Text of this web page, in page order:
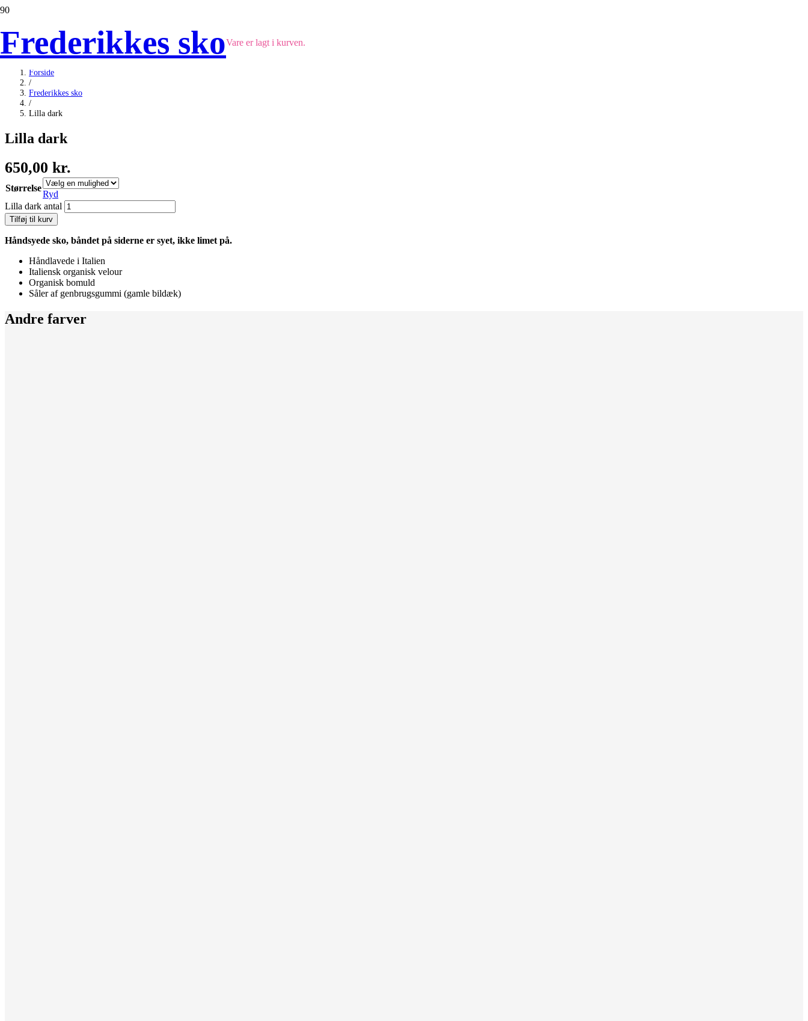
Frederikkes skoVare er lagt i kurven.
Forside
/
Frederikkes sko
/
Lilla dark
Lilla dark
650,00 kr.
Størrelse
Ryd
Lilla dark antal
Tilføj til kurv
Håndsyede sko, båndet på siderne er syet, ikke limet på.
Håndlavede i Italien
Italiensk organisk velour
Organisk bomuld
Såler af genbrugsgummi (gamle bildæk)
Andre farver